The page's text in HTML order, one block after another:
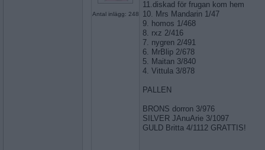
Antal inlägg: 248
11.diskad för frugan kom hem
10. Mrs Mandarin 1/47
9. homos 1/468
8. rxz 2/416
7. nygren 2/491
6. MrBlip 2/678
5. Maitan 3/840
4. Vittula 3/878
PALLEN
BRONS dorron 3/976
SILVER JAnuArie 3/1097
GULD Britta 4/1112 GRATTIS!